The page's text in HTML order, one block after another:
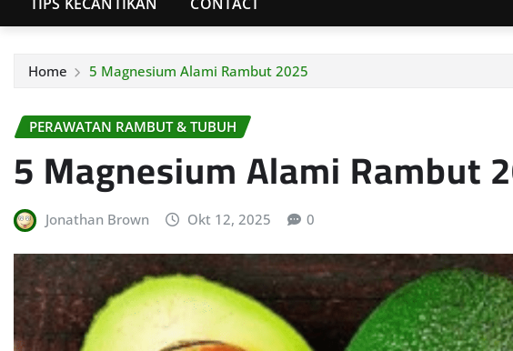
Home 5 Magnesium Alami Rambut 2025
PERAWATAN RAMBUT & TUBUH
5 Magnesium Alami Rambut
Jonathan Brown Okt 12, 2025 0